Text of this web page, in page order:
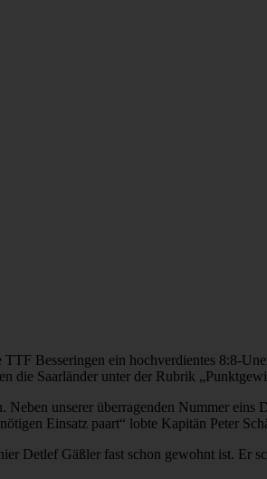
Besseringen ein hochverdientes 8:8-
die Saarländer unter der Rubrik
unserer überragenden Nummer eins
Einsatz paart“ lobte Kapitän Peter
Detlef Gäßler fast schon gewohnt ist. Er